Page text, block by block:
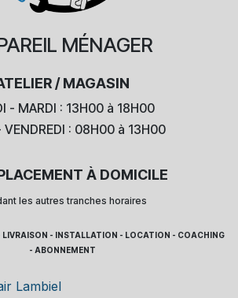
MÉNAGER
/ MAGASIN
- MARDI : 13H00 à 18H00
VENDREDI : 08H00 à 13H00
À DOMICILE
les autres tranches horaires
LIVRAISON - INSTALLATION - LOCATION - COACHING
- ABONNEMENT